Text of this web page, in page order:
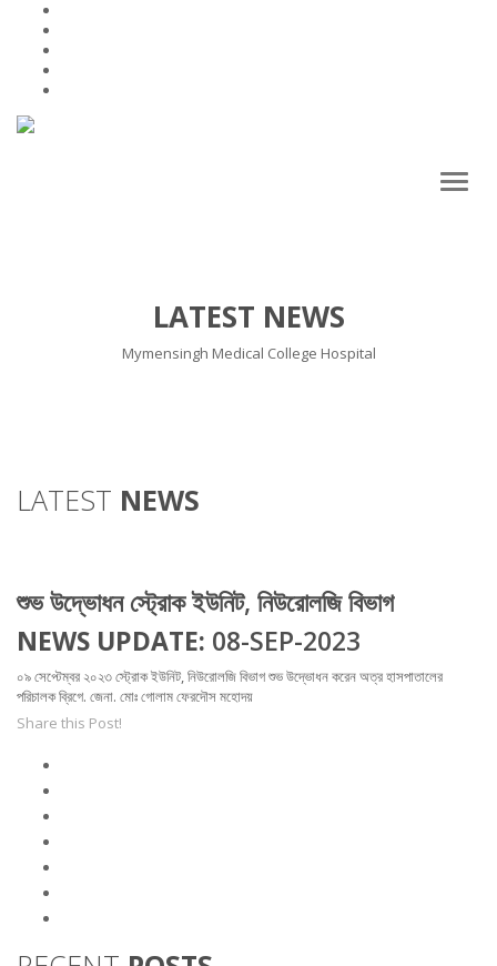
Toggle
LATEST NEWS
Mymensingh Medical College Hospital
LATEST NEWS
শুভ উদ্ভোধন স্ট্রোক ইউনিট, নিউরোলজি বিভাগ
NEWS UPDATE: 08-SEP-2023
০৯ সেপ্টেম্বর ২০২৩ স্ট্রোক ইউনিট, নিউরোলজি বিভাগ শুভ উদ্ভোধন করেন অত্র হাসপাতালের
পরিচালক ব্রিগে. জেনা. মোঃ গোলাম ফেরদৌস মহোদয়
Share this Post!